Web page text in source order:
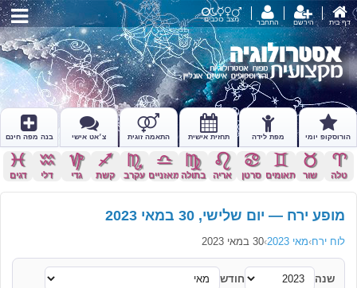
דף בית הירשם התחבר מצב כוכבים
הורוסקופ יומי מפת לידה תחזית אישית התאמה זוגית צ׳אט אישי בנה מפה חינם
a
טלה
s
שור
d
תאומים
f
סרטן
g
אריה
h
בתולה
j
מאזניים
k
עקרב
l
קשת
z
גדי
x
דלי
c
דגים
מופע ירח — יום שלישי, 30 במאי 2023
לוח ירח›מאי 2023 ›30 במאי 2023
שנה חודש